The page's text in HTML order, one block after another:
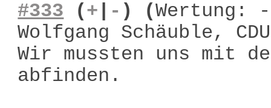
#333 (+ - ) (Wertung: -
Wolfgang Schäuble, CDU
Wir mussten uns mit
abfinden.